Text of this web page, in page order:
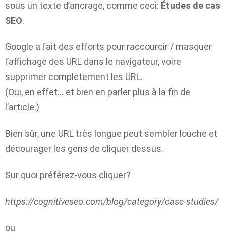
sous un texte d’ancrage, comme ceci: Études de cas
SEO.
Google a fait des efforts pour raccourcir / masquer
l’affichage des URL dans le navigateur, voire
supprimer complètement les URL.
(Oui, en effet… et bien en parler plus à la fin de
l’article.)
Bien sûr, une URL très longue peut sembler louche et
décourager les gens de cliquer dessus.
Sur quoi préférez-vous cliquer?
https://cognitiveseo.com/blog/category/case-studies/
ou